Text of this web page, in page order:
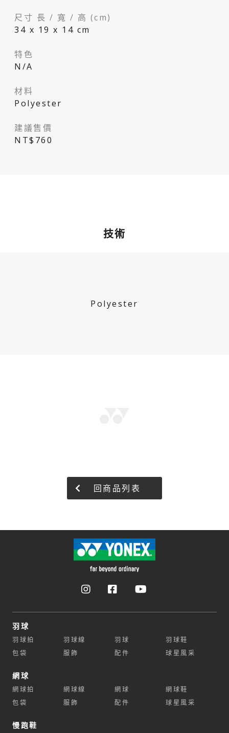
尺寸 長 / 寬 / 高 (cm)
34 x 19 x 14 cm
特色
N/A
材料
Polyester
建議售價
NT$760
技術
Polyester
回商品列表
羽球
羽球拍 羽球線 羽球
羽球鞋
包袋
服飾 配件 球星風采
網球
網球拍 網球線 網球
網球鞋
包袋
服飾 配件 球星風采
慢跑鞋